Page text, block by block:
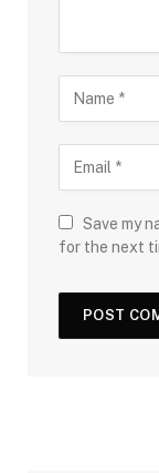
Save my
for the next